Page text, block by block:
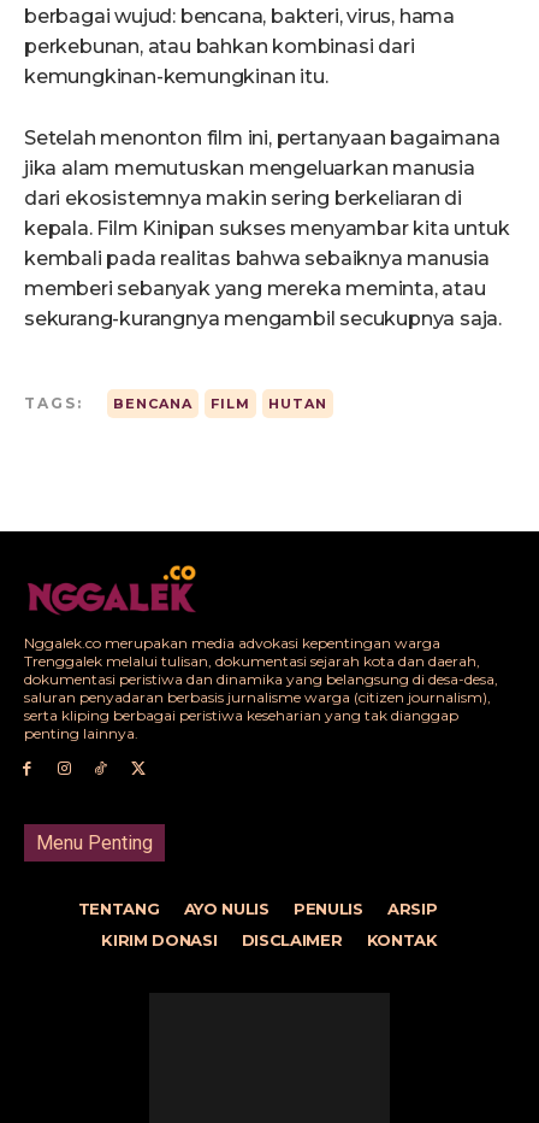
berbagai wujud: bencana, bakteri, virus, hama
perkebunan, atau bahkan kombinasi dari
kemungkinan-kemungkinan itu.
Setelah menonton film ini, pertanyaan bagaimana
jika alam memutuskan mengeluarkan manusia
dari ekosistemnya makin sering berkeliaran di
kepala. Film Kinipan sukses menyambar kita untuk
kembali pada realitas bahwa sebaiknya manusia
memberi sebanyak yang mereka meminta, atau
sekurang-kurangnya mengambil secukupnya saja.
TAGS: BENCANA FILM HUTAN
Nggalek.co merupakan media advokasi kepentingan warga
Trenggalek melalui tulisan, dokumentasi sejarah kota dan daerah,
dokumentasi peristiwa dan dinamika yang belangsung di desa-desa,
saluran penyadaran berbasis jurnalisme warga (citizen journalism),
serta kliping berbagai peristiwa keseharian yang tak dianggap
penting lainnya.
Menu Penting
TENTANG AYO NULIS PENULIS
ARSIP
KIRIM DONASI
DISCLAIMER KONTAK